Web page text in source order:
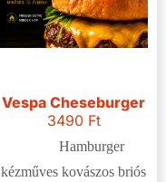
Vespa Cheseburger
3490 Ft
Hamburger
kézműves kovászos briós